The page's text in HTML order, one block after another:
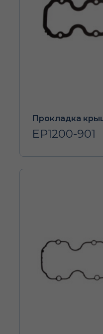
Прокладка
EP1200-901